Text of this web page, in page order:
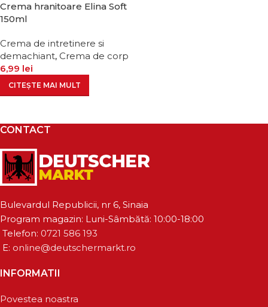
Crema hranitoare Elina Soft
150ml
Crema de intretinere si
demachiant, Crema de corp
6,99 lei
CITEȘTE MAI MULT
CONTACT
Bulevardul Republicii, nr 6, Sinaia
Program magazin: Luni-Sâmbătă: 10:00-18:00
Telefon: 0721 586 193
E: online@deutschermarkt.ro
INFORMATII
Povestea noastra